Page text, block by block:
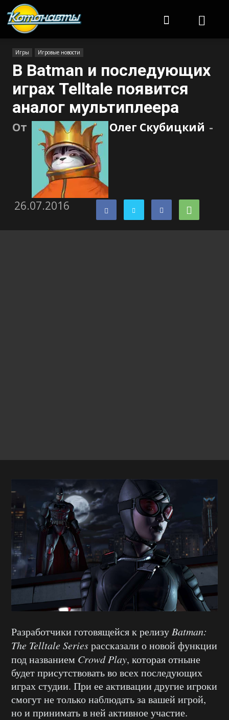
Игры Игровые новости
В Batman и последующих
играх Telltale появится
аналог мультиплеера
От Олег Скубицкий -
26.07.2016
Разработчики готовящейся к релизу Batman:
The TelltaleSeriesрассказали о новой функции
под названием Crowd Play, которая отныне
будет присутствовать во всех последующих
играх студии. При ее активации другие игроки
смогут не только наблюдать за вашей игрой,
но и принимать в ней активное участие.